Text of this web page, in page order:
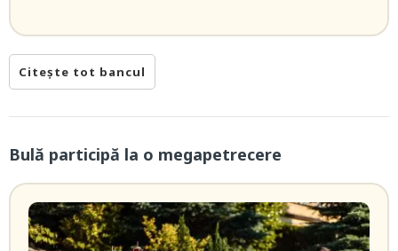
Citește tot bancul
Bulă participă la o megapetrecere